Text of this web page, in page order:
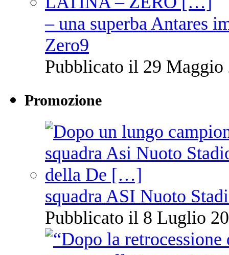
– una superba Antares
Zero9
Pubblicato il 29 Maggio
Promozione
squadra ASI Nuoto
Pubblicato il 8 Luglio